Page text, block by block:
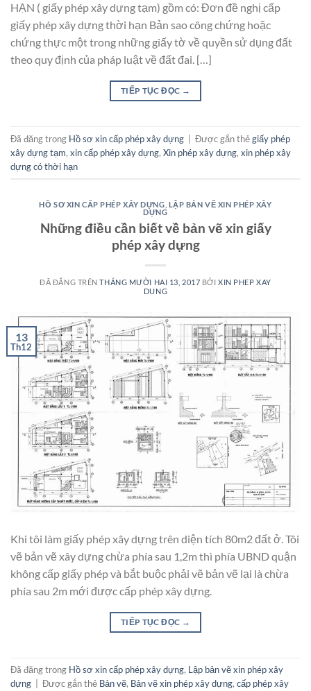
HẠN ( giấy phép xây dựng tạm) gồm có: Đơn đề nghị cấp
giấy phép xây dựng thời hạn Bản sao công chứng hoặc
chứng thực một trong những giấy tờ về quyền sử dụng đất
theo quy định của pháp luật về đất đai. […]
TIẾP TỤC ĐỌC →
Đã đăng trong Hồ sơ xin cấp phép xây dựng Được gắn thẻgiấy phép
xây dựng tạm, xin cấp phép xây dựng, Xin phép xây dựng, xin phép xây
dựng có thời hạn
HỒ SƠ XIN CẤP PHÉP XÂY DỰNG LẬP BẢN VẼ XIN PHÉP XÂY
DỰNG
Những điều cần biết về bản vẽ xin giấy
phép xây dựng
ĐÃ ĐĂNG TRÊNTHÁNG MƯỜI HAI 13, 2017 BỞIXIN PHEP XAY
DUNG
13
Th12
Khi tôi làm giấy phép xây dựng trên diện tích 80m2 đất ở. Tôi
vẽ bản vẽ xây dựng chừa phía sau 1,2m thì phía UBND quận
không cấp giấy phép và bắt buộc phải vẽ bản vẽ lại là chừa
phía sau 2m mới được cấp phép xây dựng.
TIẾP TỤC ĐỌC →
Đã đăng trong Hồ sơ xin cấp phép xây dựng, Lập bản vẽ xin phép xây
dựng
Được gắn thẻ Bản vẽ, Bản vẽ xin phép xây dựng, cấp phép xây